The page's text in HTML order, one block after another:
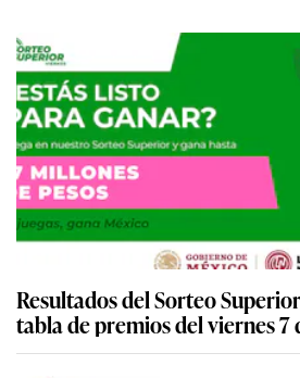
Resultados del Sorteo
tabla de premios del viernes 7